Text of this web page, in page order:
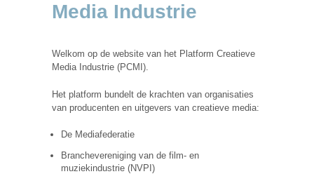
Media Industrie
Welkom op de website van het Platform Creatieve
Media Industrie (PCMI).
Het platform bundelt de krachten van organisaties
van producenten en uitgevers van creatieve media:
De Mediafederatie
Branchevereniging van de film- en
muziekindustrie (NVPI)